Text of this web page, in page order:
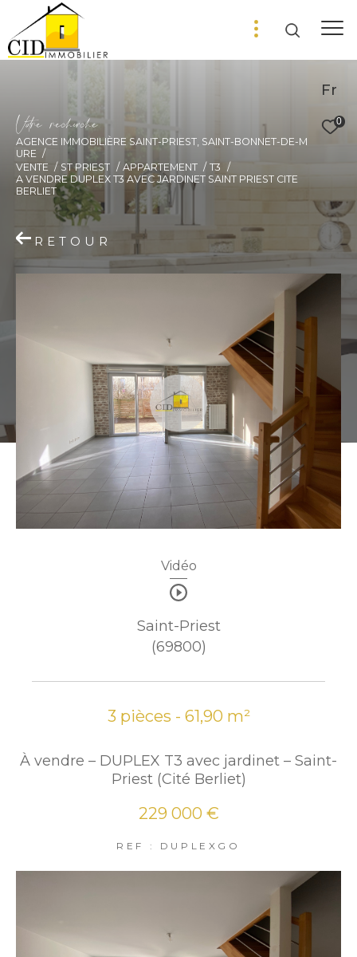
Fr
0
Vore recece
AGENCE IMMOBILIÈRE SAINT-PRIEST, SAINT-BONNET-DE-M
URE
VENTE
ST PRIEST APPARTEMENT
T3
A VENDRE DUPLEX T3 AVEC JARDINET SAINT PRIEST CITE
BERLIET
RETOUR
Vidéo
Saint-Priest
(69800)
3 pièces - 61,90 m²
À vendre – DUPLEX T3 avec jardinet – Saint-
Priest (Cité Berliet)
229 000 €
REF : DUPLEXGO